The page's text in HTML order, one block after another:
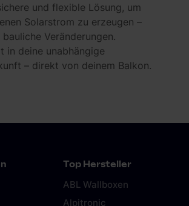
und flexible Lösung, um
Solarstrom zu erzeugen –
Veränderungen.
in deine unabhängige
– direkt von deinem Balkon.